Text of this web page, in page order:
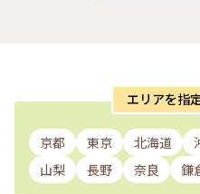
に向かうため、 ９：００過ぎ
グ旅#春風さんぽ#Myこ
エリアを指
京都 東京 北海道
山梨
長野 奈良 鎌